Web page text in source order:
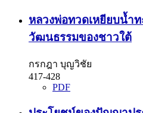
หลวงพ่อทวดเหยียบน้ำ
วัฒนธรรมของชาวใต้
กรกฎา บุญวิชัย
417-428
PDF